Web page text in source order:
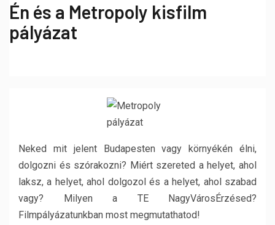
Én és a Metropoly kisfilm
pályázat
Neked mit jelent Budapesten vagy környékén élni,
dolgozni és szórakozni? Miért szereted a helyet, ahol
laksz, a helyet, ahol dolgozol és a helyet, ahol szabad
vagy? Milyen a TE NagyVárosÉrzésed?
Filmpályázatunkban most megmutathatod!